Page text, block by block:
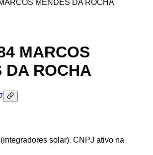
MENDES DA ROCHA
MARCOS
DA ROCHA
solar). CNPJ ativo na